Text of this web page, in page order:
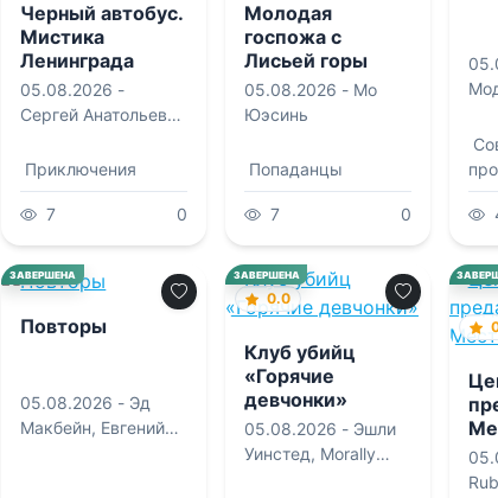
Черный автобус.
Мистика
Ленинграда
05.08.2026 -
Сергей Анатольевич
Приключения
7 0
Молодая
госпожа с
Лисьей горы
05.08.2026 - Мо
Юэсинь
Попаданцы
7 0
ЗАВЕРШЕНА
0.0
Повторы
05.08.2026 - Эд
Макбейн, Евгений
ЗАВЕРШЕНА
0.0
Клуб убийц
«Горячие
девчонки»
05.08.2026 - Эшли
Уинстед, Morally